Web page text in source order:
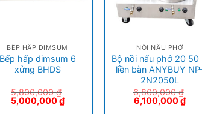
BẾP HẤP DIMSUM
Bếp hấp dimsum 6
xửng BHDS
5,800,000₫
5,000,000₫
NỒI NẤU PHỞ
Bộ nồi nấu phở 20 50
liền bàn ANYBUY
2N2050L
6,800,000₫
6,100,000₫